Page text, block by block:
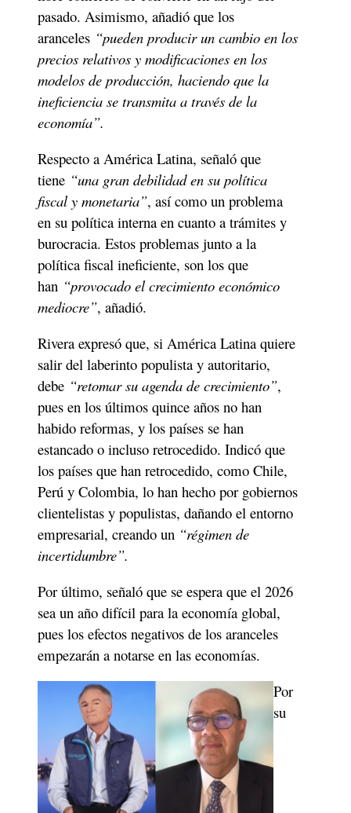
pasado. Asimismo, añadió que los
aranceles “pueden producir un cambio en los
precios relativos y modificaciones en los
modelos de producción, haciendo que la
ineficiencia se transmita a través de la
economía”.
Respecto a América Latina, señaló que
tiene “una gran debilidad en su política
fiscal y monetaria”, así como un problema
en su política interna en cuanto a trámites y
burocracia. Estos problemas junto a la
política fiscal ineficiente, son los que
han “provocado el crecimiento económico
mediocre”, añadió.
Rivera expresó que, si América Latina quiere
salir del laberinto populista y autoritario,
debe “retomar su agenda de crecimiento”,
pues en los últimos quince años no han
habido reformas, y los países se han
estancado o incluso retrocedido. Indicó que
los países que han retrocedido, como Chile,
Perú y Colombia, lo han hecho por gobiernos
clientelistas y populistas, dañando el entorno
empresarial, creando un “régimen de
incertidumbre”.
Por último, señaló que se espera que el 2026
sea un año difícil para la economía global,
pues los efectos negativos de los aranceles
empezarán a notarse en las economías.
Por
su